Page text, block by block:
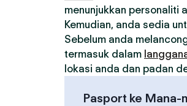
menunjukkan personaliti
Kemudian, anda sedia
Sebelum anda
termasuk dalam
lokasi anda dan padan
Pasport ke Mana-